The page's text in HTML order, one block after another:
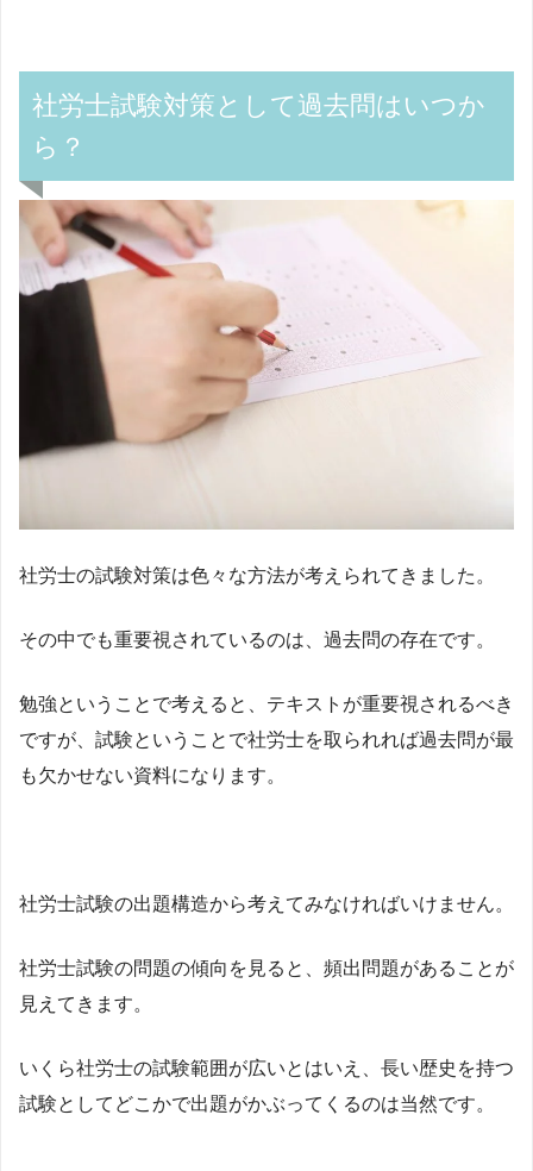
社労士試験対策として過去問はいつか
ら？
社労士の試験対策は色々な方法が考えられてきました。
その中でも重要視されているのは、過去問の存在です。
勉強ということで考えると、テキストが重要視されるべき
ですが、試験ということで社労士を取られれば過去問が最
も欠かせない資料になります。
社労士試験の出題構造から考えてみなければいけません。
社労士試験の問題の傾向を見ると、頻出問題があることが
見えてきます。
いくら社労士の試験範囲が広いとはいえ、長い歴史を持つ
試験としてどこかで出題がかぶってくるのは当然です。